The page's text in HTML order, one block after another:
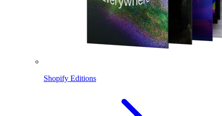
Shopify Editions